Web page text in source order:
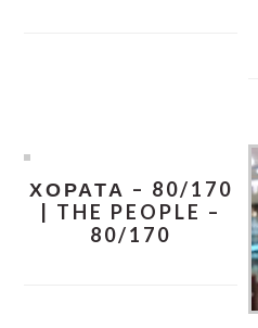
ХОРАТА – 80/170
| THE PEOPLE –
80/170